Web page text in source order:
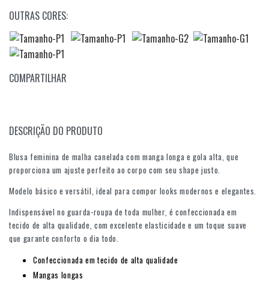
OUTRAS CORES:
COMPARTILHAR
DESCRIÇÃO DO PRODUTO
Blusa feminina de malha canelada com manga longa e gola alta, que
proporciona um ajuste perfeito ao corpo com seu shape justo.
Modelo básico e versátil, ideal para compor looks modernos e elegantes.
Indispensável no guarda-roupa de toda mulher, é confeccionada em
tecido de alta qualidade, com excelente elasticidade e um toque suave
que garante conforto o dia todo.
Confeccionada em tecido de alta qualidade
Mangas longas